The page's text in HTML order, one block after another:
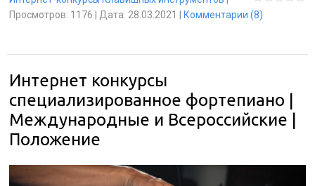
Просмотров: 1176 Дата: 28.03.2021 Комментарии (8)
Интернет конкурсы
специализированное фортепиано |
Международные и Всероссийские |
Положение